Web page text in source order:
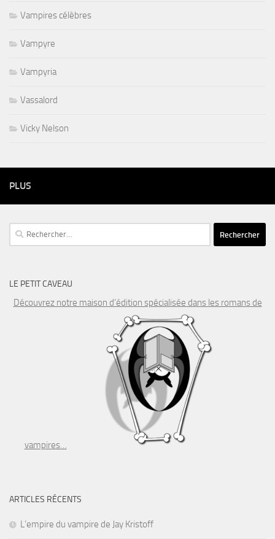
Vampires célèbres
Vampyre
Vampyria
Vassalord
Vicky Nelson
PLUS
Rechercher :
LE PETIT CAVEAU
Découvrez notre maison d’édition spécialisée dans les romans de
vampires…
ARTICLES RÉCENTS
L’empire du vampire de Jay Kristoff